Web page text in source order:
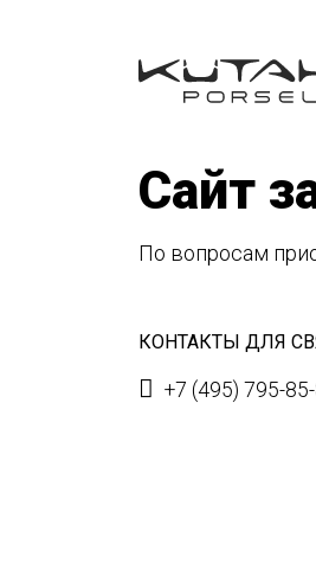
Сайт
По вопросам
КОНТАКТЫ ДЛЯ
+7 (495) 795-